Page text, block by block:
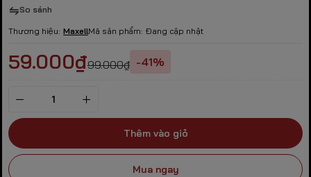
So sánh
Thương hiệu: MaxellMã sản phẩm: Đang cập nhật
59.000₫99.000₫ -41%
Thêm vào giỏ
Mua ngay